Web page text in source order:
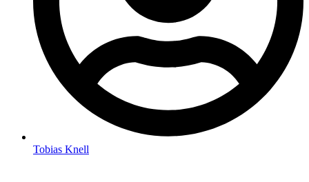
Tobias Knell